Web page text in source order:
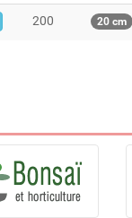
200 20 cm